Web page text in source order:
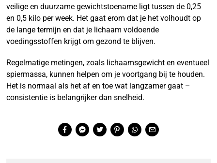
veilige en duurzame gewichtstoename ligt tussen de 0,25
en 0,5 kilo per week. Het gaat erom dat je het volhoudt op
de lange termijn en dat je lichaam voldoende
voedingsstoffen krijgt om gezond te blijven.
Regelmatige metingen, zoals lichaamsgewicht en eventueel
spiermassa, kunnen helpen om je voortgang bij te houden.
Het is normaal als het af en toe wat langzamer gaat –
consistentie is belangrijker dan snelheid.